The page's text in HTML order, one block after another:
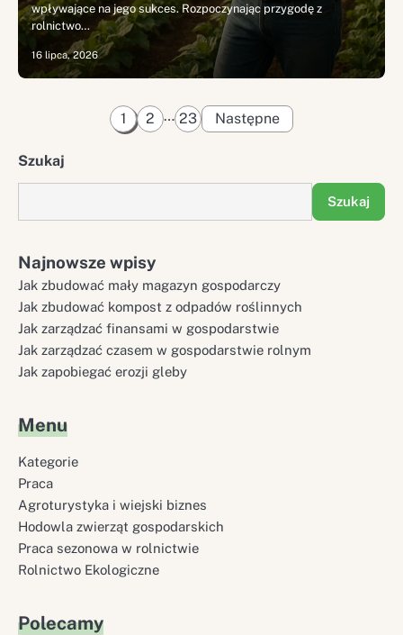
wpływające na jego sukces. Rozpoczynając przygodę z
rolnictwo…
16 lipca, 2026
Stronicowanie
1 2 … 23 Następne
Szukaj
Szukaj
Najnowsze wpisy
Jak zbudować mały magazyn gospodarczy
Jak zbudować kompost z odpadów roślinnych
Jak zarządzać finansami w gospodarstwie
Jak zarządzać czasem w gospodarstwie rolnym
Jak zapobiegać erozji gleby
Menu
Kategorie
Praca
Agroturystyka i wiejski biznes
Hodowla zwierząt gospodarskich
Praca sezonowa w rolnictwie
Rolnictwo Ekologiczne
Polecamy